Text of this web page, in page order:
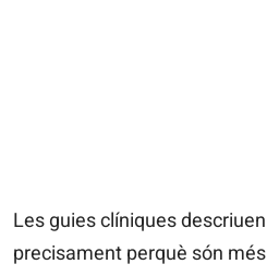
Les guies clíniques
precisament perquè són